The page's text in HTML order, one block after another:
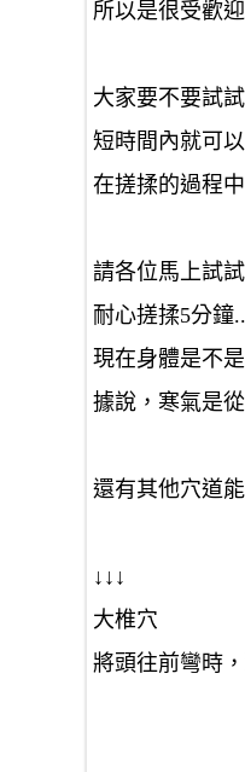
所以是很受歡
大家要不要試試
短時間 內就可
在搓揉的過程
請各位馬上試試
耐心搓揉5分鐘
現在身體是不
據說，寒氣是
還有其他穴道
↓↓↓
大椎穴
將頭往前彎時